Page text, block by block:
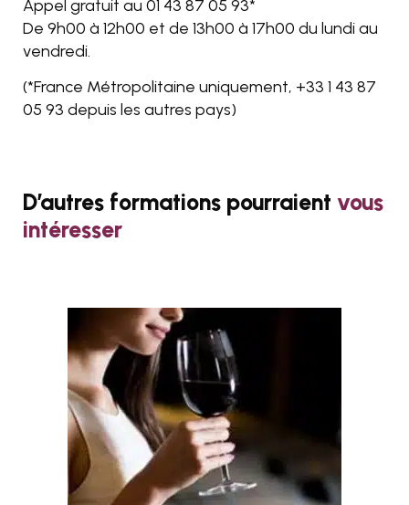
Appel gratuit au 01 43 87 05 93*
De 9h00 à 12h00 et de 13h00 à 17h00 du lundi au
vendredi.
(*France Métropolitaine uniquement, +33 1 43 87
05 93 depuis les autres pays)
D’autres formations pourraient vous
intéresser